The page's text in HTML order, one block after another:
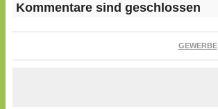
Kommentare sind geschlossen
GEWERBE